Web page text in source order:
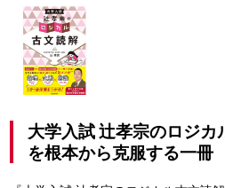
大学入試 辻孝宗のロジ
を根本から克服する一冊